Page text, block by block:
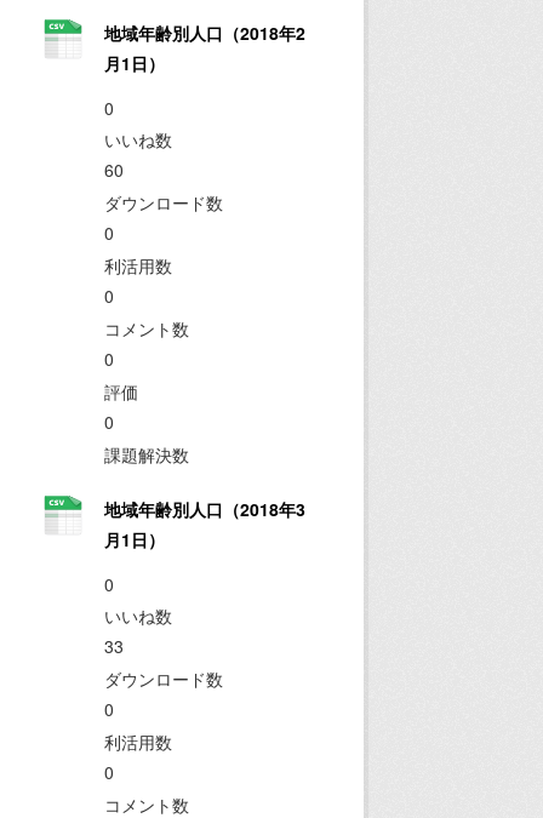
地域年齢別人口（2018年2
月1日）
0
いいね数
60
ダウンロード数
0
利活用数
0
コメント数
0
評価
0
課題解決数
地域年齢別人口（2018年3
月1日）
0
いいね数
33
ダウンロード数
0
利活用数
0
コメント数